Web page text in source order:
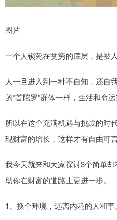
图片
一个人锁死在贫穷的底层，是被人
人一旦进入到一种不自知，还自
的“首陀罗”群体一样，生活和命
所以在这个充满机遇与挑战的时
现财富的增长，这样才有自由可言
我今天就来和大家探讨3个简单
助你在财富的道路上更进一步。
1、换个环境，远离内耗的人和事。